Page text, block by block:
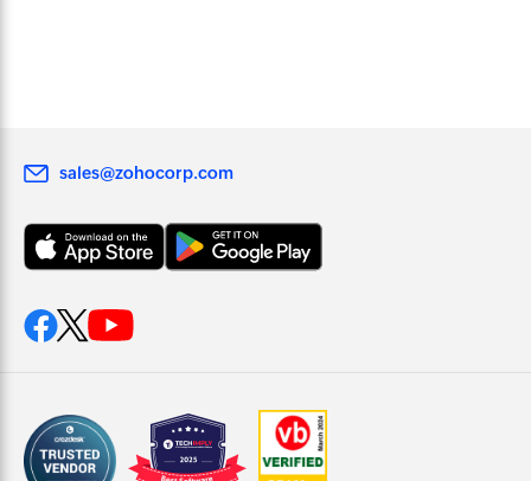
sales@zohocorp.com